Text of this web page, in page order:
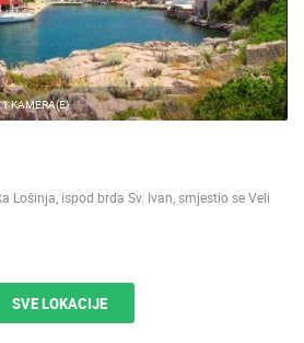
KAMERA(E)
Lošinja, ispod brda Sv. Ivan, smjestio se Veli
SVE LOKACIJE